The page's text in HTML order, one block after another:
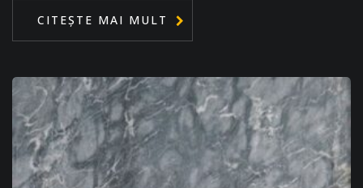
CITEȘTE MAI MULT